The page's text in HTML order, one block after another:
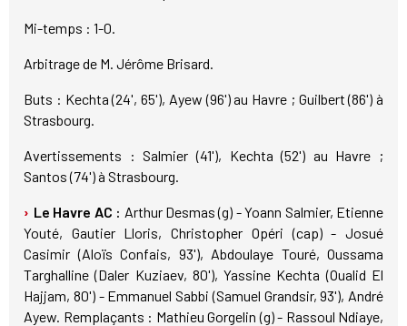
Mi-temps : 1-0.
Arbitrage de M. Jérôme Brisard.
Buts : Kechta (24', 65'), Ayew (96') au Havre ; Guilbert (86') à
Strasbourg.
Avertissements : Salmier (41'), Kechta (52') au Havre ;
Santos (74') à Strasbourg.
Le Havre AC : Arthur Desmas (g) - Yoann Salmier, Etienne
Youté, Gautier Lloris, Christopher Opéri (cap) - Josué
Casimir (Aloïs Confais, 93'), Abdoulaye Touré, Oussama
Targhalline (Daler Kuziaev, 80'), Yassine Kechta (Oualid El
Hajjam, 80') - Emmanuel Sabbi (Samuel Grandsir, 93'), André
Ayew. Remplaçants : Mathieu Gorgelin (g) - Rassoul Ndiaye,